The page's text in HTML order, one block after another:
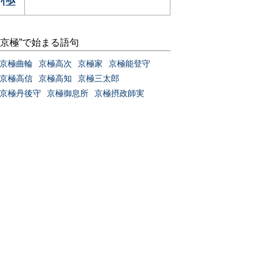
京極”で始まる語句
京極曲輪 京極高次 京極家
京極能登守
京極高信
京極高知
京極三太郎
京極丹後守
京極御息所 京極摂政師実